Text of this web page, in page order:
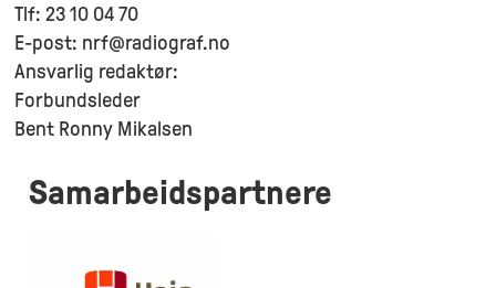
Tlf: 23 10 04 70
E-post: nrf@radiograf.no
Ansvarlig redaktør:
Forbundsleder
Bent Ronny Mikalsen
Samarbeidspartnere